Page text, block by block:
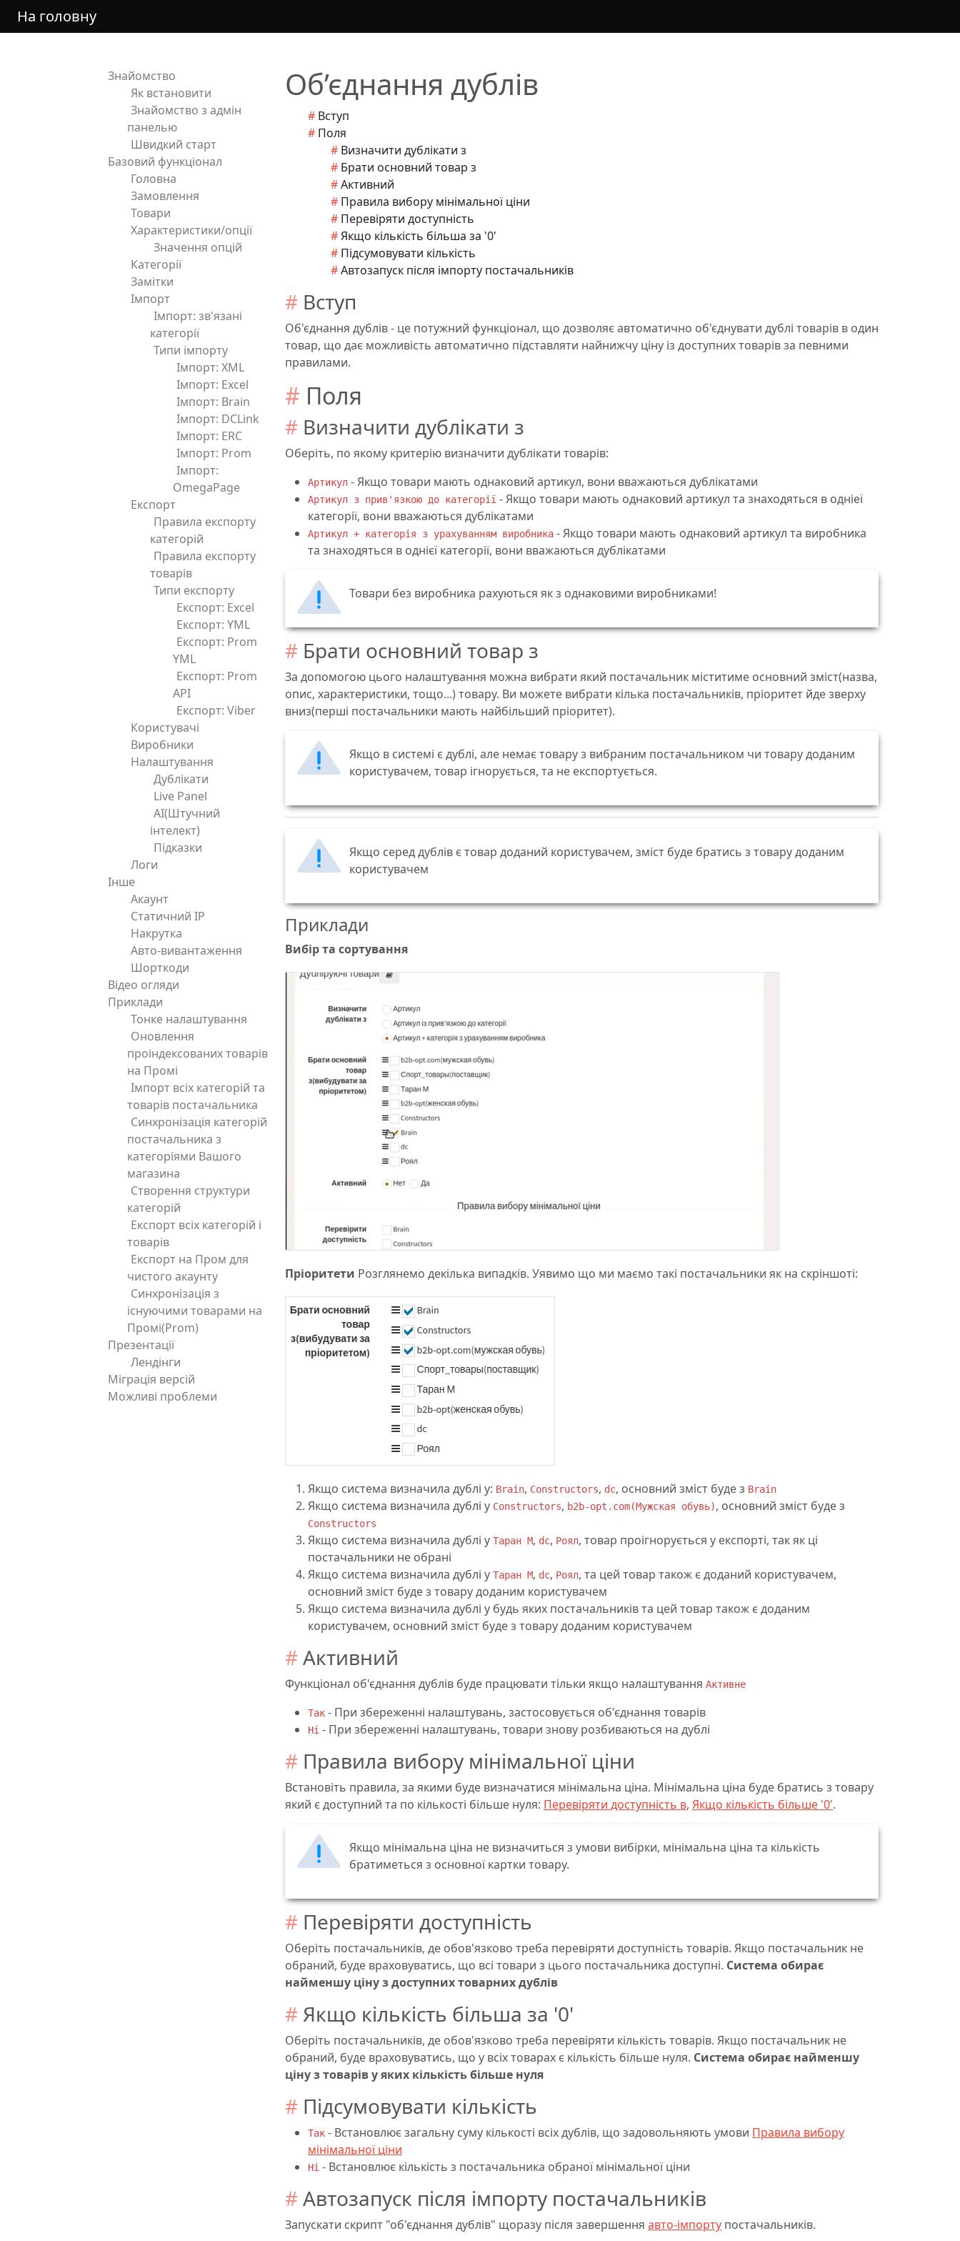
На головну
Знайомство
Як встановити
Знайомство з адмін
панелью
Швидкий старт
Базовий функціонал
Головна
Замовлення
Товари
Характеристики/опції
Значення опцій
Категорії
Замітки
Імпорт
Імпорт: зв'язані
категорії
Типи імпорту
Імпорт: XML
Імпорт: Excel
Імпорт: Brain
Імпорт: DCLink
Імпорт: ERC
Імпорт: Prom
Імпорт:
OmegaPage
Експорт
Правила експорту
категорій
Правила експорту
товарів
Типи експорту
Експорт: Excel
Експорт: YML
Експорт: Prom
YML
Експорт: Prom
API
Експорт: Viber
Користувачі
Виробники
Налаштування
Дублікати
Live Panel
AI(Штучний
інтелект)
Підказки
Логи
Інше
Акаунт
Статичний IP
Накрутка
Авто-вивантаження
Шорткоди
Відео огляди
Приклади
Тонке налаштування
Оновлення
проіндексованих товарів
на Промі
Імпорт всіх категорій та
товарів постачальника
Синхронізація категорій
постачальника з
категоріями Вашого
магазина
Створення структури
категорій
Експорт всіх категорій і
товарів
Експорт на Пром для
чистого акаунту
Синхронізація з
існуючими товарами на
Промі(Prom)
Презентації
Лендінги
Міграція версій
Можливі проблеми
Об’єднання дублів
Вступ
Поля
Визначити дублікати з
Брати основний товар з
Активний
Правила вибору мінімальної ціни
Перевіряти доступність
Якщо кількість більша за '0'
Підсумовувати кількість
Автозапуск після імпорту постачальників
Вступ
Об'єднання дублів - це потужний функціонал, що дозволяє автоматично об'єднувати дублі товарів в один
товар, що дає можливість автоматично підставляти найнижчу ціну із доступних товарів за певними
правилами.
Поля
Визначити дублікати з
Оберіть, по якому критерію визначити дублікати товарів:
Артикул - Якщо товари мають однаковий артикул, вони вважаються дублікатами
Артикул з прив'язкою до категорії - Якщо товари мають однаковий артикул та знаходяться в одніеї
категорії, вони вважаються дублікатами
Артикул + категорія з урахуванням виробника - Якщо товари мають однаковий артикул та виробника
та знаходяться в однієї категорії, вони вважаються дублікатами
Товари без виробника рахуються як з однаковими виробниками!
Брати основний товар з
За допомогою цього налаштування можна вибрати який постачальник міститиме основний зміст(назва,
опис, характеристики, тощо...) товару. Ви можете вибрати кілька постачальників, пріоритет йде зверху
вниз(перші постачальники мають найбільший пріоритет).
Якщо в системі є дублі, але немає товару з вибраним постачальником чи товару доданим
користувачем, товар ігнорується, та не експортується.
Якщо серед дублів є товар доданий користувачем, зміст буде братись з товару доданим
користувачем
Приклади
Вибір та сортування
Пріоритети Розглянемо декілька випадків. Уявимо що ми маємо такі постачальники як на скріншоті:
Якщо система визначила дублі у: Brain, Constructors, dc, основний зміст буде з Brain
Якщо система визначила дублі у Constructors, b2b-opt.com(Мужская обувь), основний зміст буде з
Constructors
Якщо система визначила дублі у Таран М, dc, Роял, товар проігнорується у експорті, так як ці
постачальники не обрані
Якщо система визначила дублі у Таран М, dc, Роял, та цей товар також є доданий користувачем,
основний зміст буде з товару доданим користувачем
Якщо система визначила дублі у будь яких постачальників та цей товар також є доданим
користувачем, основний зміст буде з товару доданим користувачем
Активний
Функціонал об'єднання дублів буде працювати тільки якщо налаштування Активне
Так - При збереженні налаштувань, застосовується об'єднання товарів
Ні - При збереженні налаштувань, товари знову розбиваються на дублі
Правила вибору мінімальної ціни
Встановіть правила, за якими буде визначатися мінімальна ціна. Мінімальна ціна буде братись з товару
який є доступний та по кількості більше нуля: Перевіряти доступність в, Якщо кількість більше '0'.
Якщо мінімальна ціна не визначиться з умови вибірки, мінімальна ціна та кількість
братиметься з основної картки товару.
Перевіряти доступність
Оберіть постачальників, де обов'язково треба перевіряти доступність товарів. Якщо постачальник не
обраний, буде враховуватись, що всі товари з цього постачальника доступні. Система обирає
найменшу ціну з доступних товарних дублів
Якщо кількість більша за '0'
Оберіть постачальників, де обов'язково треба перевіряти кількість товарів. Якщо постачальник не
обраний, буде враховуватись, що у всіх товарах є кількість більше нуля. Система обирає найменшу
ціну з товарів у яких кількість більше нуля
Підсумовувати кількість
Так - Встановлює загальну суму кількості всіх дублів, що задовольняють умови Правила вибору
мінімальної ціни
Ні - Встановлює кількість з постачальника обраної мінімальної ціни
Автозапуск після імпорту постачальників
Запускати скрипт "об'єднання дублів" щоразу після завершення авто-імпорту постачальників.